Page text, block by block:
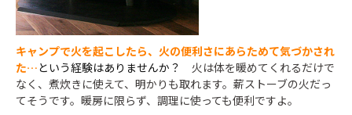
キャンプで火を起こしたら、火の便利さにあらためて気づかされ
た…という経験はありませんか？
火は体を暖めてくれるだけで
なく、煮炊きに使えて、明かりも取れます。薪ストーブの火だっ
てそうです。暖房に限らず、調理に使っても便利ですよ。